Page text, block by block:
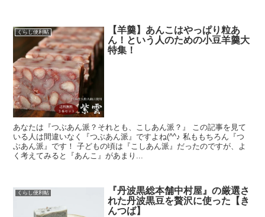
くらし便利帖
【羊羹】あんこはやっぱり粒あ
ん！という人のための小豆羊羹大
特集！
あなたは『つぶあん派？それとも、こしあん派？』 この記事を見て
いる人は間違いなく『つぶあん派』ですよね(^^♪ 私ももちろん『つ
ぶあん派』です！ 子どもの頃は『こしあん派』だったのですが、よ
く考えてみると『あんこ』があまり...
くらし便利帖
『丹波黒総本舗中村屋』の厳選さ
れた丹波黒豆を贅沢に使った【き
んつば】